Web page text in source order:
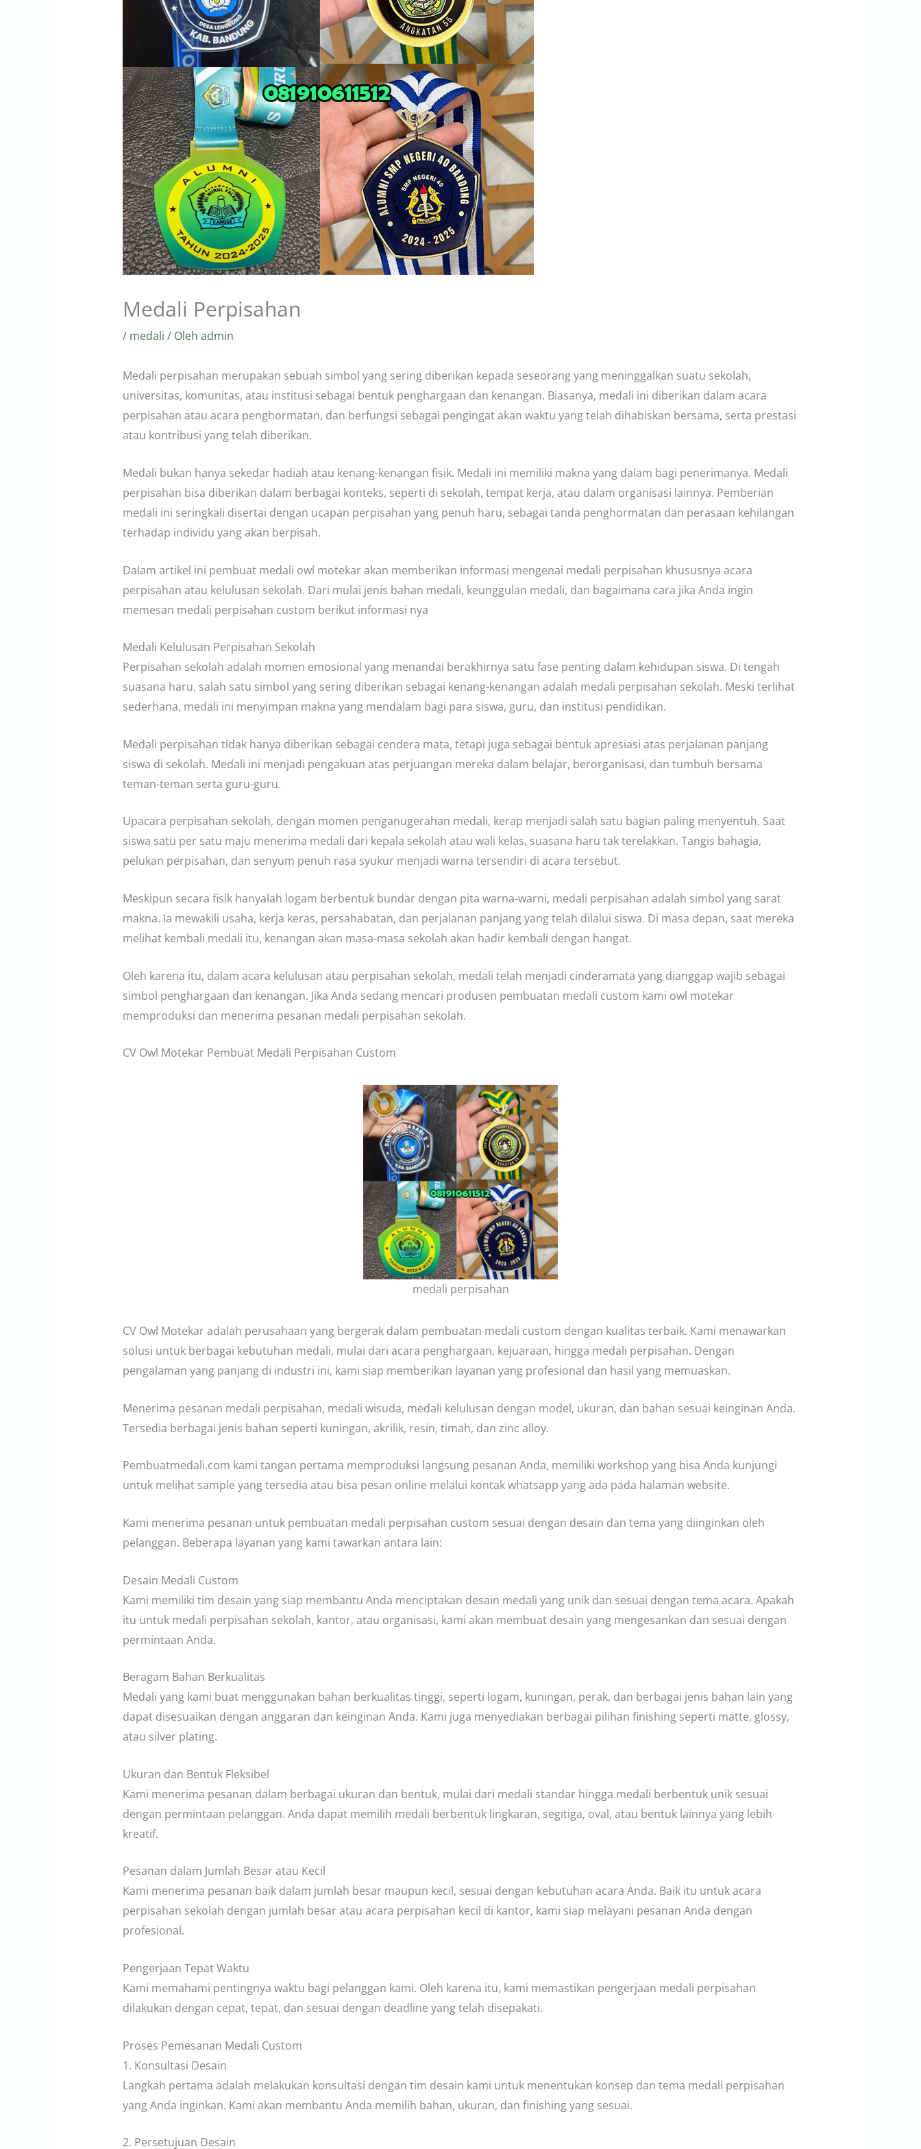
Medali Perpisahan
/ medali / Oleh admin
Medali perpisahan merupakan sebuah simbol yang sering diberikan kepada seseorang yang meninggalkan suatu sekolah,
universitas, komunitas, atau institusi sebagai bentuk penghargaan dan kenangan. Biasanya, medali ini diberikan dalam acara
perpisahan atau acara penghormatan, dan berfungsi sebagai pengingat akan waktu yang telah dihabiskan bersama, serta prestasi
atau kontribusi yang telah diberikan.
Medali bukan hanya sekedar hadiah atau kenang-kenangan fisik. Medali ini memiliki makna yang dalam bagi penerimanya. Medali
perpisahan bisa diberikan dalam berbagai konteks, seperti di sekolah, tempat kerja, atau dalam organisasi lainnya. Pemberian
medali ini seringkali disertai dengan ucapan perpisahan yang penuh haru, sebagai tanda penghormatan dan perasaan kehilangan
terhadap individu yang akan berpisah.
Dalam artikel ini pembuat medali owl motekar akan memberikan informasi mengenai medali perpisahan khususnya acara
perpisahan atau kelulusan sekolah. Dari mulai jenis bahan medali, keunggulan medali, dan bagaimana cara jika Anda ingin
memesan medali perpisahan custom berikut informasi nya
Medali Kelulusan Perpisahan Sekolah
Perpisahan sekolah adalah momen emosional yang menandai berakhirnya satu fase penting dalam kehidupan siswa. Di tengah
suasana haru, salah satu simbol yang sering diberikan sebagai kenang-kenangan adalah medali perpisahan sekolah. Meski terlihat
sederhana, medali ini menyimpan makna yang mendalam bagi para siswa, guru, dan institusi pendidikan.
Medali perpisahan tidak hanya diberikan sebagai cendera mata, tetapi juga sebagai bentuk apresiasi atas perjalanan panjang
siswa di sekolah. Medali ini menjadi pengakuan atas perjuangan mereka dalam belajar, berorganisasi, dan tumbuh bersama
teman-teman serta guru-guru.
Upacara perpisahan sekolah, dengan momen penganugerahan medali, kerap menjadi salah satu bagian paling menyentuh. Saat
siswa satu per satu maju menerima medali dari kepala sekolah atau wali kelas, suasana haru tak terelakkan. Tangis bahagia,
pelukan perpisahan, dan senyum penuh rasa syukur menjadi warna tersendiri di acara tersebut.
Meskipun secara fisik hanyalah logam berbentuk bundar dengan pita warna-warni, medali perpisahan adalah simbol yang sarat
makna. Ia mewakili usaha, kerja keras, persahabatan, dan perjalanan panjang yang telah dilalui siswa. Di masa depan, saat mereka
melihat kembali medali itu, kenangan akan masa-masa sekolah akan hadir kembali dengan hangat.
Oleh karena itu, dalam acara kelulusan atau perpisahan sekolah, medali telah menjadi cinderamata yang dianggap wajib sebagai
simbol penghargaan dan kenangan. Jika Anda sedang mencari produsen pembuatan medali custom kami owl motekar
memproduksi dan menerima pesanan medali perpisahan sekolah.
CV Owl Motekar Pembuat Medali Perpisahan Custom
medali perpisahan
CV Owl Motekar adalah perusahaan yang bergerak dalam pembuatan medali custom dengan kualitas terbaik. Kami menawarkan
solusi untuk berbagai kebutuhan medali, mulai dari acara penghargaan, kejuaraan, hingga medali perpisahan. Dengan
pengalaman yang panjang di industri ini, kami siap memberikan layanan yang profesional dan hasil yang memuaskan.
Menerima pesanan medali perpisahan, medali wisuda, medali kelulusan dengan model, ukuran, dan bahan sesuai keinginan Anda.
Tersedia berbagai jenis bahan seperti kuningan, akrilik, resin, timah, dan zinc alloy.
Pembuatmedali.com kami tangan pertama memproduksi langsung pesanan Anda, memiliki workshop yang bisa Anda kunjungi
untuk melihat sample yang tersedia atau bisa pesan online melalui kontak whatsapp yang ada pada halaman website.
Kami menerima pesanan untuk pembuatan medali perpisahan custom sesuai dengan desain dan tema yang diinginkan oleh
pelanggan. Beberapa layanan yang kami tawarkan antara lain:
Desain Medali Custom
Kami memiliki tim desain yang siap membantu Anda menciptakan desain medali yang unik dan sesuai dengan tema acara. Apakah
itu untuk medali perpisahan sekolah, kantor, atau organisasi, kami akan membuat desain yang mengesankan dan sesuai dengan
permintaan Anda.
Beragam Bahan Berkualitas
Medali yang kami buat menggunakan bahan berkualitas tinggi, seperti logam, kuningan, perak, dan berbagai jenis bahan lain yang
dapat disesuaikan dengan anggaran dan keinginan Anda. Kami juga menyediakan berbagai pilihan finishing seperti matte, glossy,
atau silver plating.
Ukuran dan Bentuk Fleksibel
Kami menerima pesanan dalam berbagai ukuran dan bentuk, mulai dari medali standar hingga medali berbentuk unik sesuai
dengan permintaan pelanggan. Anda dapat memilih medali berbentuk lingkaran, segitiga, oval, atau bentuk lainnya yang lebih
kreatif.
Pesanan dalam Jumlah Besar atau Kecil
Kami menerima pesanan baik dalam jumlah besar maupun kecil, sesuai dengan kebutuhan acara Anda. Baik itu untuk acara
perpisahan sekolah dengan jumlah besar atau acara perpisahan kecil di kantor, kami siap melayani pesanan Anda dengan
profesional.
Pengerjaan Tepat Waktu
Kami memahami pentingnya waktu bagi pelanggan kami. Oleh karena itu, kami memastikan pengerjaan medali perpisahan
dilakukan dengan cepat, tepat, dan sesuai dengan deadline yang telah disepakati.
Proses Pemesanan Medali Custom
1. Konsultasi Desain
Langkah pertama adalah melakukan konsultasi dengan tim desain kami untuk menentukan konsep dan tema medali perpisahan
yang Anda inginkan. Kami akan membantu Anda memilih bahan, ukuran, dan finishing yang sesuai.
2. Persetujuan Desain